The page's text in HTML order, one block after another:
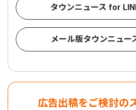
タウンニュース for
メール版タウンニュー
広告出稿をご検討の